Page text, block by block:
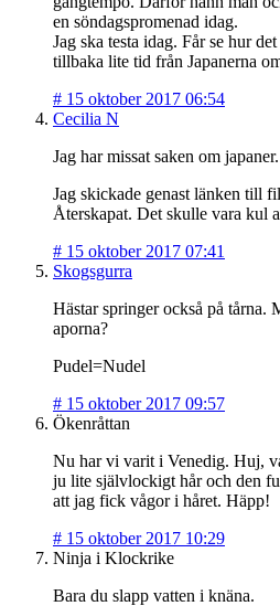
en söndagspromenad idag.
Jag ska testa idag. Får se hur
tillbaka lite tid från Japanerna
# 15 oktober 2017 06:54
Cecilia N
Jag har missat saken om japaner.
Jag skickade genast länken till
Återskapat. Det skulle vara kul
# 15 oktober 2017 07:41
Skogsgurra
Hästar springer också på tårna.
aporna?
Pudel=Nudel
# 15 oktober 2017 09:57
Ökenråttan
Nu har vi varit i Venedig. Huj,
ju lite självlockigt hår och den
att jag fick vågor i håret. Häpp!
# 15 oktober 2017 10:29
Ninja i Klockrike
Bara du slapp vatten i knäna.